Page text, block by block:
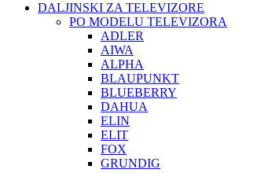
DALJINSKI ZA TELEVIZORE
PO MODELU TELEVIZORA
ADLER
AIWA
ALPHA
BLAUPUNKT
BLUEBERRY
DAHUA
ELIN
ELIT
FOX
GRUNDIG